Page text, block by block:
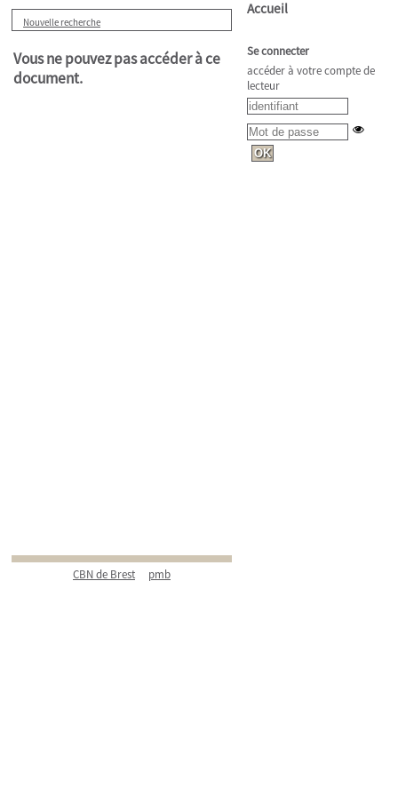
Nouvelle recherche
Vous ne pouvez pas accéder à ce
document.
CBN de Brest pmb
Accueil
Se connecter
accéder à votre compte de
lecteur